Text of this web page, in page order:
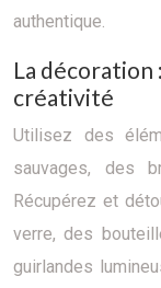
authentique.
La décoration
créativité
Utilisez des
sauvages, des
Récupérez et
verre, des
guirlandes